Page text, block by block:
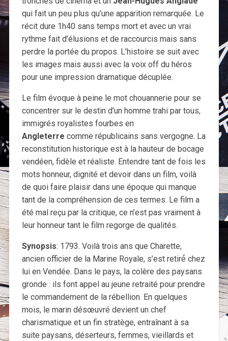
qui fait un peu plus qu’une apparition remarquée. Le
récit dure 1h40 sans temps mort et avec un vrai
rythme fait d’élusions et de raccourcis mais sans
perdre la portée du propos. L’histoire se suit avec
les images mais aussi avec la voix off du héros
pour une impression dramatique décuplée.
Le film évoque à peine le mot chouannerie pour se
concentrer sur le destin d’un homme trahi par tous,
immigrés royalistes fourbes en
Angleterre comme républicains sans vergogne. La
reconstitution historique est à la hauteur de bocage
vendéen, fidèle et réaliste. Entendre tant de fois les
mots honneur, dignité et devoir dans un film, voilà
de quoi faire plaisir dans une époque qui manque
tant de la compréhension de ces termes. Le film a
été mal reçu par la critique, ce n’est pas vraiment à
leur honneur tant le film regorge de qualités.
Synopsis: 1793. Voilà trois ans que Charette,
ancien officier de la Marine Royale, s’est retiré́ chez
lui en Vendée. Dans le pays, la colère des paysans
gronde : ils font appel au jeune retraité pour prendre
le commandement de la rébellion. En quelques
mois, le marin désœuvré devient un chef
charismatique et un fin stratège, entraînant à sa
suite paysans, déserteurs, femmes, vieillards et